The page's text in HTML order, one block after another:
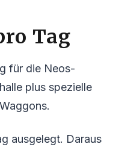
Tag
für die Neos-
plus spezielle
ausgelegt. Daraus